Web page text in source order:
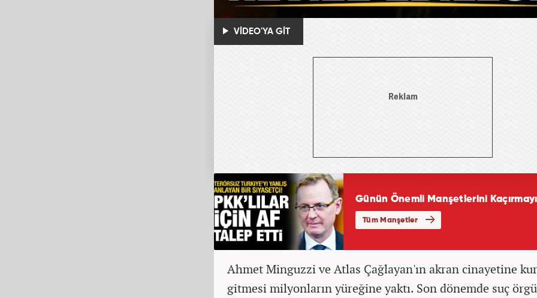
VİDEO'YA GİT
Ahmet Minguzzi ve Atlas Çağlayan'ın akran cinayetine
gitmesi milyonların yüreğine yaktı. Son dönemde suç